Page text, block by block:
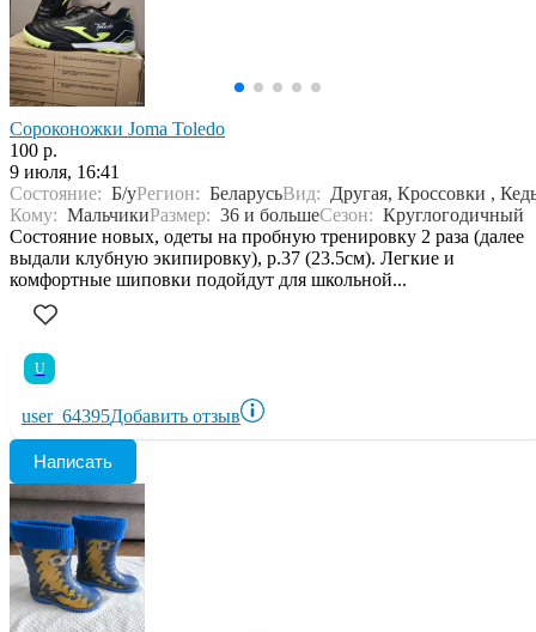
Сороконожки Joma Toledo
100 р.
9 июля, 16:41
Состояние: Б/уРегион: БеларусьВид: Другая, Кроссовки ,
Кому: МальчикиРазмер: 36 и большеСезон: Круглогодичный
Состояние новых, одеты на пробную тренировку 2 раза (далее
выдали клубную экипировку), р.37 (23.5см). Легкие и
комфортные шиповки подойдут для школьной...
U
user_64395Добавить отзыв
Написать